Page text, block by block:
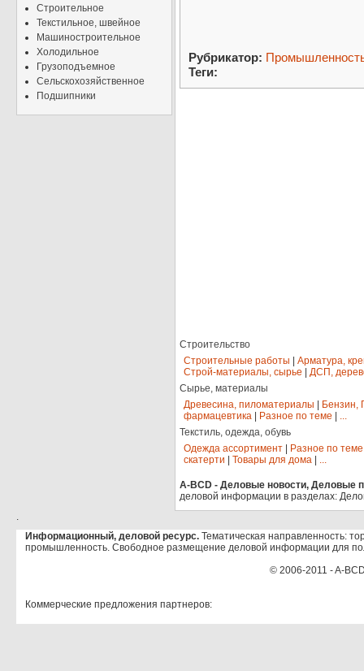
Строительное
Текстильное, швейное
Машиностроительное
Холодильное
Грузоподъемное
Сельскохозяйственное
Подшипники
Рубрикатор:
Теги:
Строительство
Строительные работы
Арматура,
Строй-материалы, сырье
ДСП,
Сырье, материалы
Древесина, пиломатериалы
Бензин,
фармацевтика
Разное по теме
...
Текстиль, одежда, обувь
Одежда ассортимент
Разное по теме
скатерти
Товары для дома ...
A-BCD - Деловые новости, Деловые
деловой информации в разделах:
.
Информационный, деловой ресурс. Тематическая направленность:
промышленность. Свободное размещение деловой информации для
© 2006-2011 - A-
Коммерческие предложения партнеров: